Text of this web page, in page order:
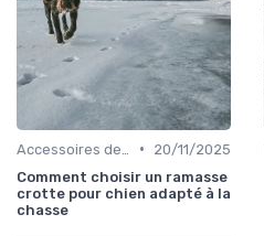
•
20/11/2025
Comment choisir un ramasse
crotte pour chien adapté à la
chasse